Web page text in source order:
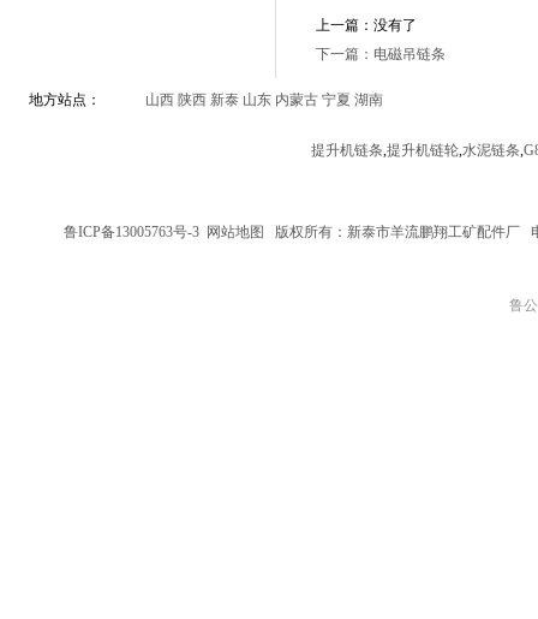
上一篇：没有了
下一篇：电磁吊链条
地方站点： 山西 陕西 新泰 山东 内蒙古 宁夏 湖南
提升机链条,提升机链轮,水泥链条,
鲁ICP备13005763号-3 网站地图 版权所有：新泰市羊流鹏翔工矿配件厂
鲁